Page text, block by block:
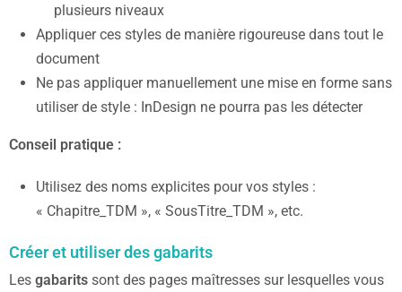
plusieurs niveaux
Appliquer ces styles de manière rigoureuse dans tout le
document
Ne pas appliquer manuellement une mise en forme sans
utiliser de style : InDesign ne pourra pas les détecter
Conseil pratique :
Utilisez des noms explicites pour vos styles :
« Chapitre_TDM », « SousTitre_TDM », etc.
Créer et utiliser des gabarits
Les gabarits sont des pages maîtresses sur lesquelles vous